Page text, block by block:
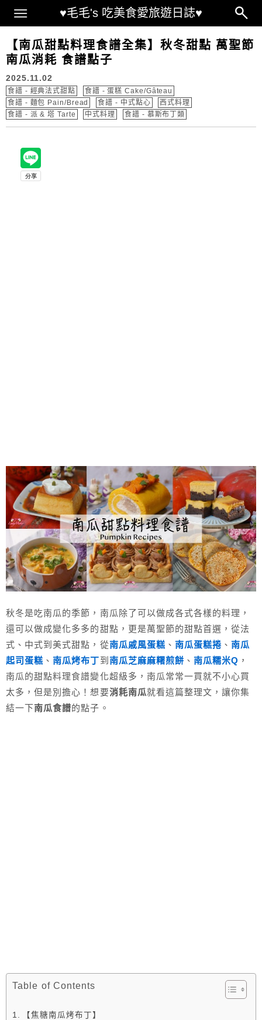
♥毛毛's 吃美食愛旅遊日誌♥
Main Menu
【南瓜甜點料理食譜全集】秋冬甜點 萬聖節
南瓜消耗 食譜點子
2025.11.02
食譜 - 經典法式甜點
食譜 - 蛋糕 Cake/Gâteau
食譜 - 麵包 Pain/Bread
食譜 - 中式點心
西式料理
食譜 - 派 & 塔 Tarte
中式料理 食譜 - 慕斯布丁類
秋冬是吃南瓜的季節，南瓜除了可以做成各式各樣的料理，
還可以做成變化多多的甜點，更是萬聖節的甜點首選，從法
式、中式到美式甜點，從南瓜戚風蛋糕 、 南瓜蛋糕捲 、南瓜
起司蛋糕 、南瓜烤布丁到 南瓜芝麻麻糬煎餅 、南瓜糯米Q ，
南瓜的甜點料理食譜變化超級多，南瓜常常一買就不小心買
太多，但是別擔心！想要消耗南瓜就看這篇整理文，讓你集
結一下南瓜食譜的點子。
Table of Contents
【焦糖南瓜烤布丁】